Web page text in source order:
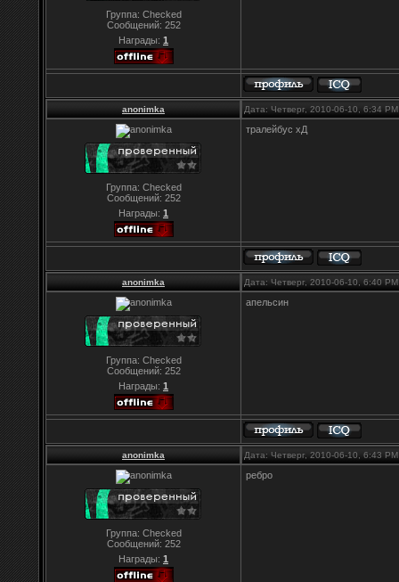
Группа: Checked
Сообщений: 252
Награды: 1
anonimka Дата: Четверг, 2010-06-10, 6:34
Группа: Checked
Сообщений: 252
Награды: 1
тралейбус хД
anonimka Дата: Четверг, 2010-06-10, 6:40
Группа: Checked
Сообщений: 252
Награды: 1
апельсин
anonimka Дата: Четверг, 2010-06-10, 6:43
Группа: Checked
Сообщений: 252
Награды: 1
ребро